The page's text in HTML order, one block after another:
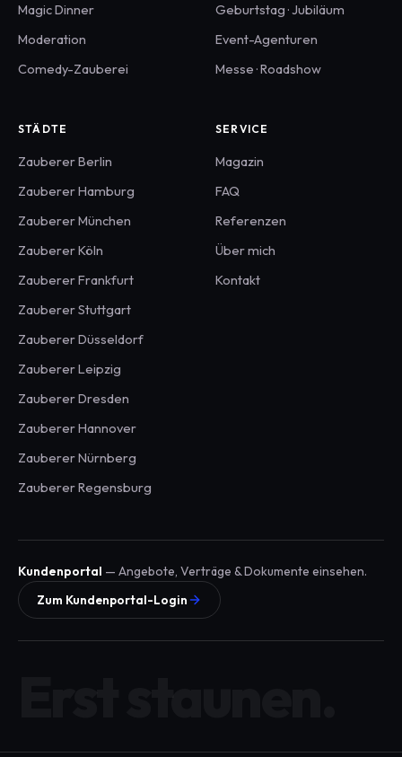
Magic Dinner
Moderation
Comedy-Zauberei
Geburtstag · Jubiläum
Event-Agenturen
Messe · Roadshow
STÄDTE
ZaubererBerlin
ZaubererHamburg
ZaubererMünchen
ZaubererKöln
ZaubererFrankfurt
ZaubererStuttgart
ZaubererDüsseldorf
ZaubererLeipzig
ZaubererDresden
ZaubererHannover
ZaubererNürnberg
ZaubererRegensburg
SERVICE
Magazin
FAQ
Referenzen
Über mich
Kontakt
Kundenportal — Angebote, Verträge & Dokumente einsehen.
Zum Kundenportal-Login